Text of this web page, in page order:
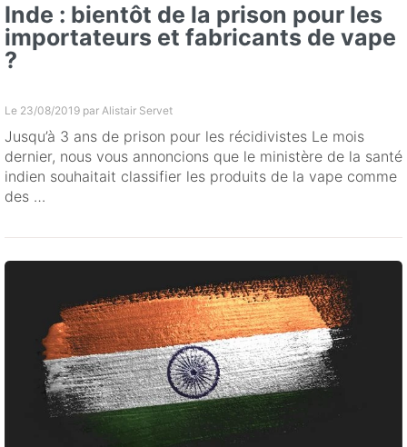
Inde : bientôt de la prison pour les
importateurs et fabricants de vape
?
Le 23/08/2019 par Alistair Servet
Jusqu’à 3 ans de prison pour les récidivistes Le mois
dernier, nous vous annoncions que le ministère de la santé
indien souhaitait classifier les produits de la vape comme
des …